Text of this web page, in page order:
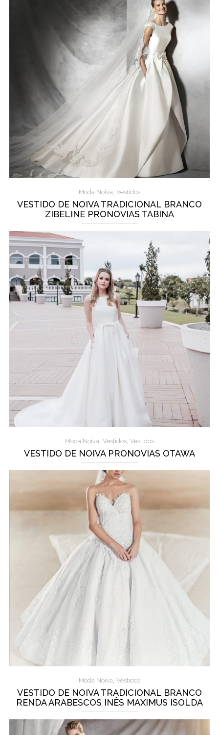
Moda Noiva, Vestidos
VESTIDO DE NOIVA TRADICIONAL BRANCO
ZIBELINE PRONOVIAS TABINA
Moda Noiva, Vestidos, Vestidos
VESTIDO DE NOIVA PRONOVIAS OTAWA
Moda Noiva, Vestidos
VESTIDO DE NOIVA TRADICIONAL BRANCO
RENDA ARABESCOS INÊS MAXIMUS ISOLDA